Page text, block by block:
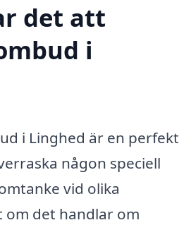
det att
i
i Linghed är en perfekt
någon speciell
vid olika
om det handlar om